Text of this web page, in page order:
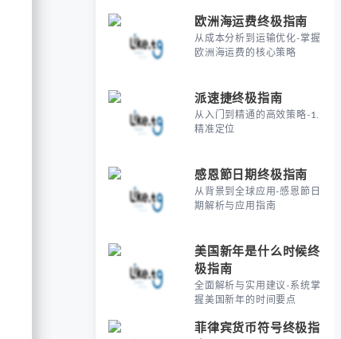
欧洲海运费终极指南
从成本分析到运输优化-掌握
欧洲海运费的核心策略
派速捷终极指南
从入门到精通的高效策略-1.
精准定位
感恩節日期终极指南
从背景到全球应用-感恩節日
期解析与应用指南
美国新年是什么时候终
极指南
全面解析与实用建议-系统掌
握美国新年的时间要点
菲律宾货币符号终极指